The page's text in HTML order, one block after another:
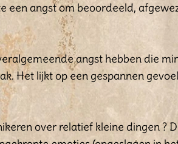
een angst om beoordeeld,
angst hebben die
Het lijkt op een gespannen
over relatief kleine dingen ?